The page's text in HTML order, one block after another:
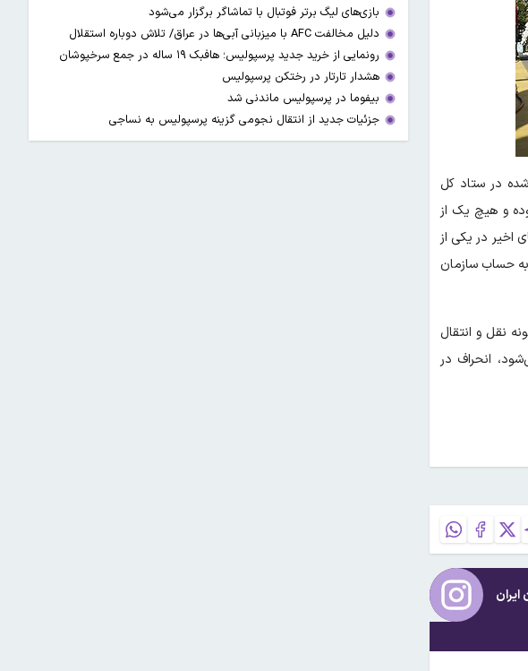
در ستاد کل
و هیچ یک از
اخیر در یکی از
به حساب سازمان
نقل و انتقال
انحراف در
ایران
بازی‌های لیگ برتر فوتبال با تماشاگر برگزار می‌شود
دلیل مخالفت AFC با میزبانی آبی‌ها در عراق/ تلاش دوباره استقلال
رونمایی از خرید جدید پرسپولیس؛ هافبک ۱۹ ساله در جمع سرخپوشان
هشدار تارتار در رختکن پرسپولیس
بیفوما در پرسپولیس ماندنی شد
جزئیات جدید از انتقال نجومی گزینه پرسپولیس به نساجی